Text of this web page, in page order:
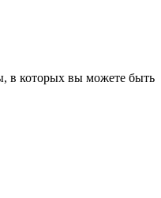
в которых вы можете быть